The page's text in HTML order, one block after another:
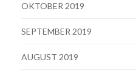
OKTOBER 2019
SEPTEMBER 2019
AUGUST 2019